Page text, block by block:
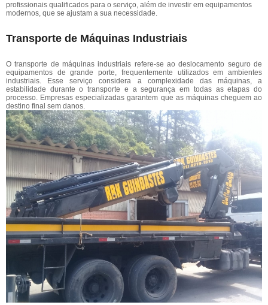
profissionais qualificados para o serviço, além de investir em equipamentos
modernos, que se ajustam a sua necessidade.
Transporte de Máquinas Industriais
O transporte de máquinas industriais refere-se ao deslocamento seguro de
equipamentos de grande porte, frequentemente utilizados em ambientes
industriais. Esse serviço considera a complexidade das máquinas, a
estabilidade durante o transporte e a segurança em todas as etapas do
processo. Empresas especializadas garantem que as máquinas cheguem ao
destino final sem danos.